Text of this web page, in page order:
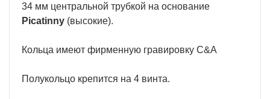
34 мм центральной трубкой на основание
Picatinny (высокие).
Кольца имеют фирменную гравировку C&A
Полукольцо крепится на 4 винта.